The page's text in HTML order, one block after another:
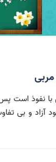
مربی
با نفوذ است
آزاد و بی